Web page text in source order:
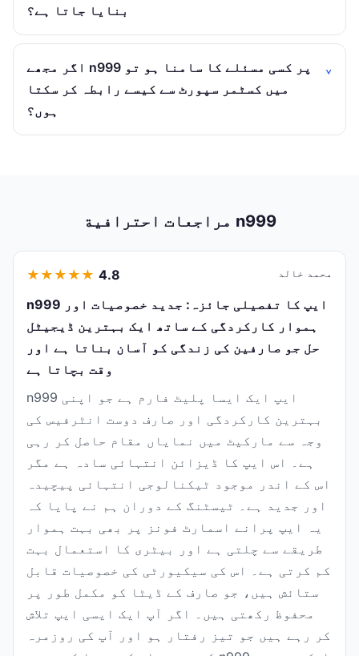
بنایا جاتا ہے؟
اگر مجھے n999 پر کسی مسئلے کا سامنا ہو تو
میں کسٹمر سپورٹ سے کیسے رابطہ کر سکتا
ہوں؟
مراجعات احترافية n999
★ ★ ★ ★ ★ 4.8 محمد خالد
n999 ایپ کا تفصیلی جائزہ: جدید خصوصیات اور
ہموار کارکردگی کے ساتھ ایک بہترین ڈیجیٹل
حل جو صارفین کی زندگی کو آسان بناتا ہے اور
وقت بچاتا ہے
n999 ایپ ایک ایسا پلیٹ فارم ہے جو اپنی
بہترین کارکردگی اور صارف دوست انٹرفیس کی
وجہ سے مارکیٹ میں نمایاں مقام حاصل کر رہی
ہے۔ اس ایپ کا ڈیزائن انتہائی سادہ ہے مگر
اس کے اندر موجود ٹیکنالوجی انتہائی پیچیدہ
اور جدید ہے۔ ٹیسٹنگ کے دوران ہم نے پایا کہ
یہ ایپ پرانے اسمارٹ فونز پر بھی بہت ہموار
طریقے سے چلتی ہے اور بیٹری کا استعمال بہت
کم کرتی ہے۔ اس کی سیکیورٹی کی خصوصیات قابل
ستائش ہیں، جو صارف کے ڈیٹا کو مکمل طور پر
محفوظ رکھتی ہیں۔ اگر آپ ایک ایسی ایپ تلاش
کر رہے ہیں جو تیز رفتار ہو اور آپ کی روزمرہ